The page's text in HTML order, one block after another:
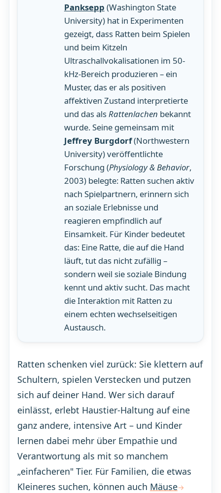
Panksepp (Washington State
University) hat in Experimenten
gezeigt, dass Ratten beim Spielen
und beim Kitzeln
Ultraschallvokalisationen im 50-
kHz-Bereich produzieren – ein
Muster, das er als positiven
affektiven Zustand interpretierte
und das alsRattenlachen bekannt
wurde. Seine gemeinsam mit
Jeffrey Burgdorf(Northwestern
University) veröffentlichte
Forschung (Physiology & Behavior,
2003) belegte: Ratten suchen aktiv
nach Spielpartnern, erinnern sich
an soziale Erlebnisse und
reagieren empfindlich auf
Einsamkeit. Für Kinder bedeutet
das: Eine Ratte, die auf die Hand
läuft, tut das nicht zufällig –
sondern weil sie soziale Bindung
kennt und aktiv sucht. Das macht
die Interaktion mit Ratten zu
einem echten wechselseitigen
Austausch.
Ratten schenken viel zurück: Sie klettern auf
Schultern, spielen Verstecken und putzen
sich auf deiner Hand. Wer sich darauf
einlässt, erlebt Haustier-Haltung auf eine
ganz andere, intensive Art – und Kinder
lernen dabei mehr über Empathie und
Verantwortung als mit so manchem
„einfacheren" Tier. Für Familien, die etwas
Kleineres suchen, können auch Mäuse